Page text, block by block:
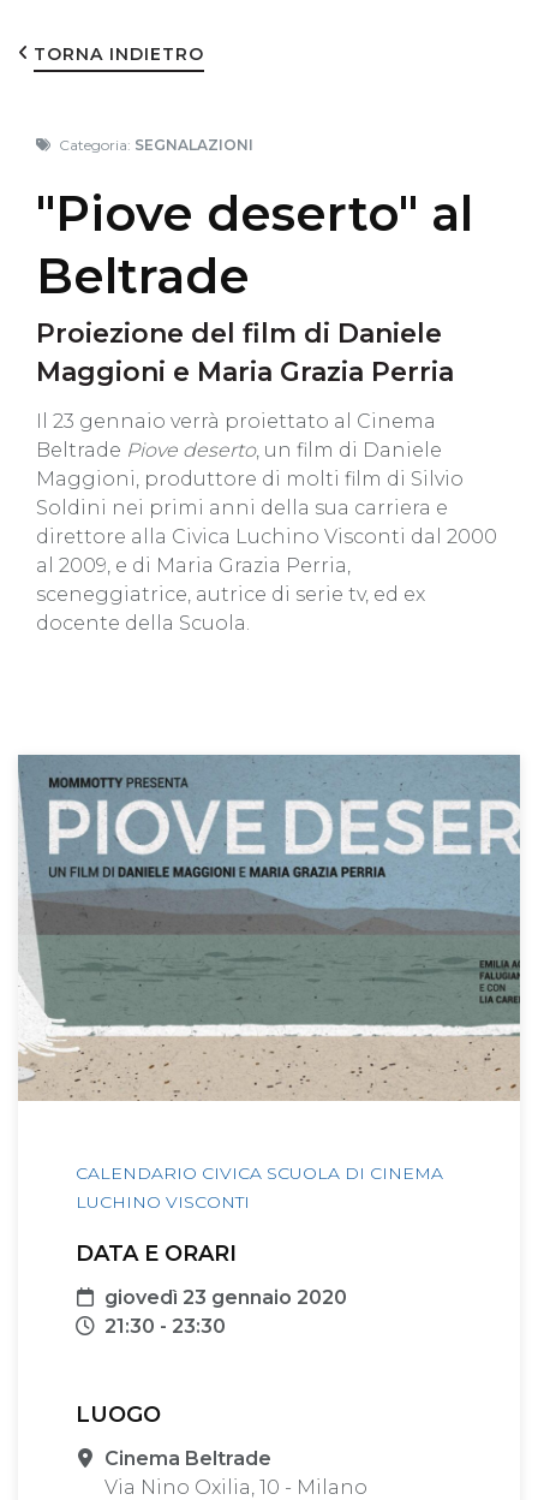
TORNA INDIETRO
Categoria: SEGNALAZIONI
"Piove deserto" al
Beltrade
Proiezione del film di Daniele
Maggioni e Maria Grazia Perria
Il 23 gennaio verrà proiettato al Cinema
Beltrade Piove deserto, un film di Daniele
Maggioni, produttore di molti film di Silvio
Soldini nei primi anni della sua carriera e
direttore alla Civica Luchino Visconti dal 2000
al 2009, e di Maria Grazia Perria,
sceneggiatrice, autrice di serie tv, ed ex
docente della Scuola.
CALENDARIO CIVICA SCUOLA DI CINEMA
LUCHINO VISCONTI
DATA E ORARI
Data
giovedì 23 gennaio 2020
Orari
21:30 - 23:30
LUOGO
Sede
Cinema Beltrade
Via Nino Oxilia, 10 - Milano